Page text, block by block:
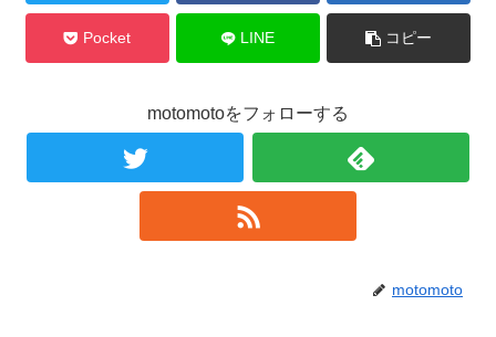
Pocket LINE コピー
motomotoをフォローする
motomoto